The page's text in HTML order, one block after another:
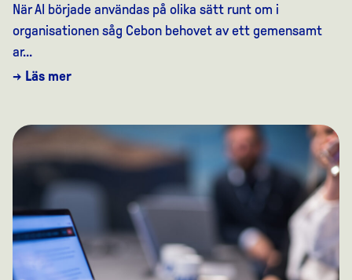
När AI började användas på olika sätt runt om i
organisationen såg Cebon behovet av ett gemensamt
ar...
→ Läs mer